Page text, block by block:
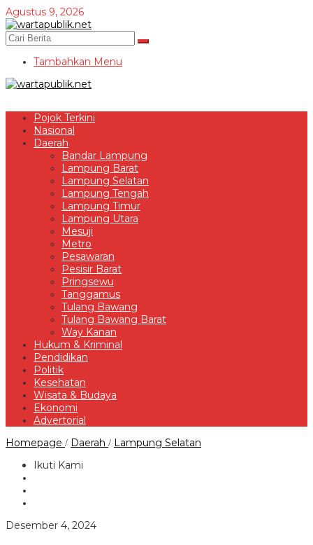
Lewati
ke
konten
Agustus 9, 2026
Tambahkan Menu
Pojok Terkini
Nasional
Daerah
Bandar Lampung
Lampung Barat
Lampung Selatan
Lampung Tengah
Lampung Timur
Lampung Utara
Mesuji
Metro
Pesawaran
Pesisir Barat
Pringsewu
Tanggamus
Tulang Bawang
Tulang Bawang Barat
Way Kanan
Hukum & Kriminal
Pendidikan
Politik
Kesehatan
Wisata & Budaya
Ekonomi
Advertorial
Homepage / Daerah / Lampung Selatan
Ikuti Kami
Desember 4, 2024oleh